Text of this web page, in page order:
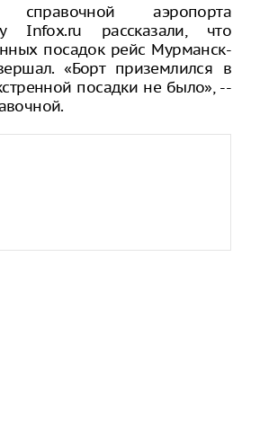
аэропорта
Infox.ru рассказали, что
посадок рейс Мурманск-
«Борт приземлился в
посадки не было», --